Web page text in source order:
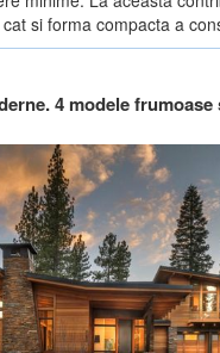
si forma compacta a
4 modele